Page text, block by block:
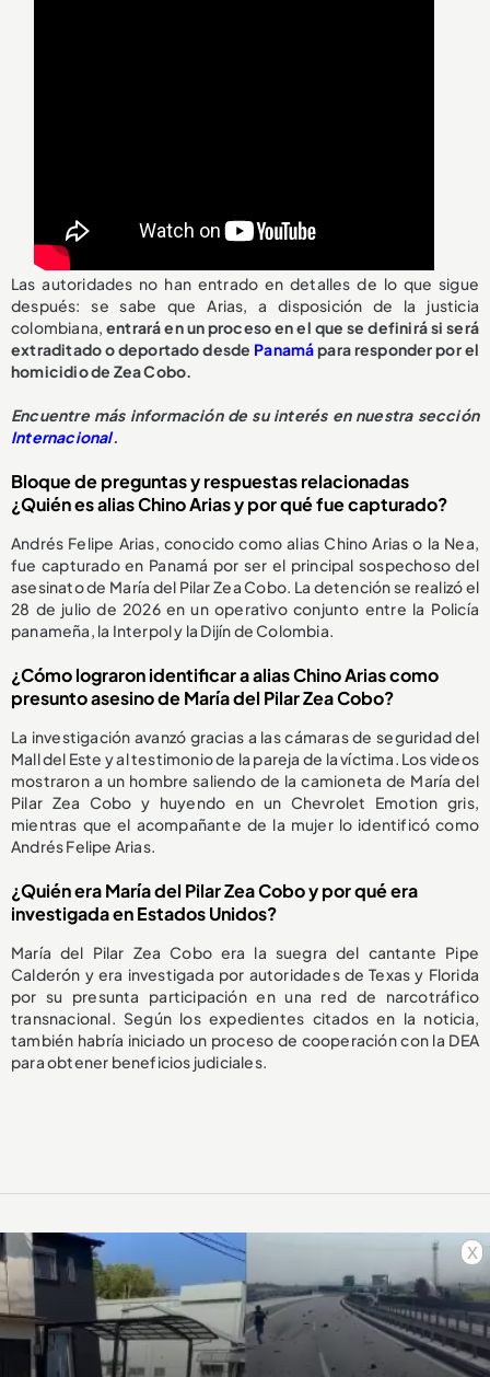
x
Las autoridades no han entrado en detalles de lo que sigue
después: se sabe que Arias, a disposición de la justicia
colombiana,entrará en un proceso en el que se definirá si será
extraditado o deportado desde Panamápara responder por el
homicidio de Zea Cobo.
Encuentre más información de su interés en nuestra sección
Internacional.
Bloque de preguntas y respuestas relacionadas
¿Quién es alias Chino Arias y por qué fue capturado?
Andrés Felipe Arias, conocido como alias Chino Arias o la Nea,
fue capturado en Panamá por ser el principal sospechoso del
asesinato de María del Pilar Zea Cobo. La detención se realizó el
28 de julio de 2026 en un operativo conjunto entre la Policía
panameña, la Interpol y la Dijín de Colombia.
¿Cómo lograron identificar a alias Chino Arias como
presunto asesino de María del Pilar Zea Cobo?
La investigación avanzó gracias a las cámaras de seguridad del
Mall del Este y al testimonio de la pareja de la víctima. Los videos
mostraron a un hombre saliendo de la camioneta de María del
Pilar Zea Cobo y huyendo en un Chevrolet Emotion gris,
mientras que el acompañante de la mujer lo identificó como
Andrés Felipe Arias.
¿Quién era María del Pilar Zea Cobo y por qué era
investigada en Estados Unidos?
María del Pilar Zea Cobo era la suegra del cantante Pipe
Calderón y era investigada por autoridades de Texas y Florida
por su presunta participación en una red de narcotráfico
transnacional. Según los expedientes citados en la noticia,
también habría iniciado un proceso de cooperación con la DEA
para obtener beneficios judiciales.